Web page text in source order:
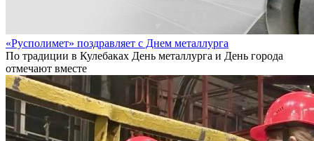
«Русполимет» поздравляет с Днем металлурга
По традиции в Кулебаках День металлурга и День города
отмечают вместе